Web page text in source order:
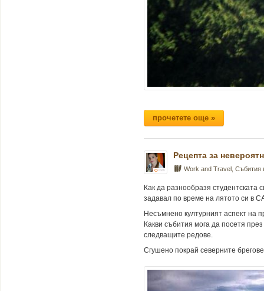
прочетете още »
Рецепта за
Work and Travel
Как да разнообразя студентската
задавал по време на лятото си в
Несъмнено културният аспект на
Какви събития мога да посетя
следващите редове.
Сгушено покрай северните